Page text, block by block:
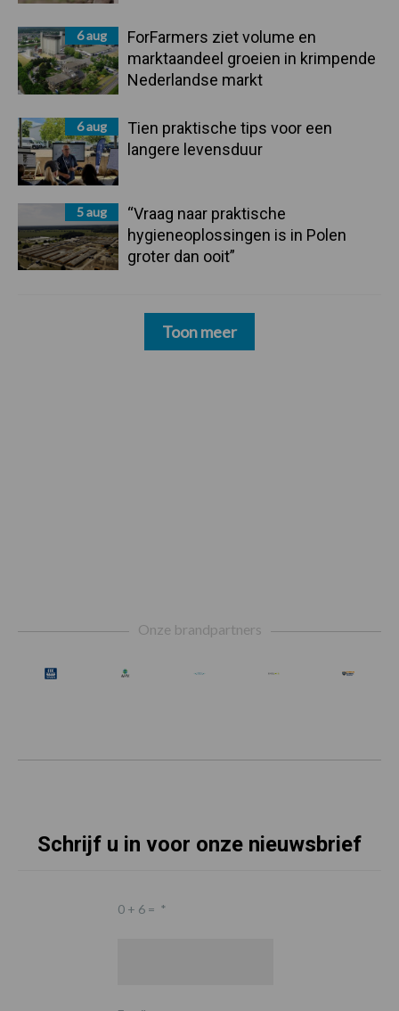
6 aug
ForFarmers ziet volume en
marktaandeel groeien in krimpende
Nederlandse markt
6 aug
Tien praktische tips voor een
langere levensduur
5 aug
“Vraag naar praktische
hygieneoplossingen is in Polen
groter dan ooit”
Toon meer
Onze brandpartners
Schrijf u in voor onze nieuwsbrief
0 + 6 = *